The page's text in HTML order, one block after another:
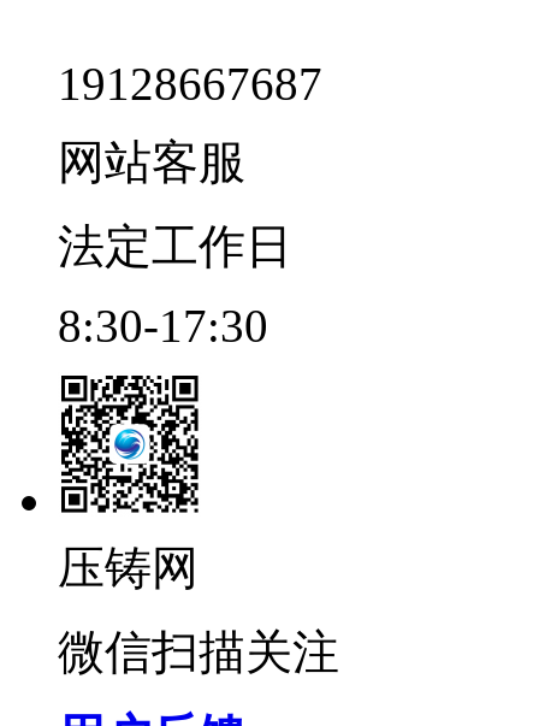
19128667687
网站客服
法定工作日
8:30-17:30
压铸网
微信扫描关注